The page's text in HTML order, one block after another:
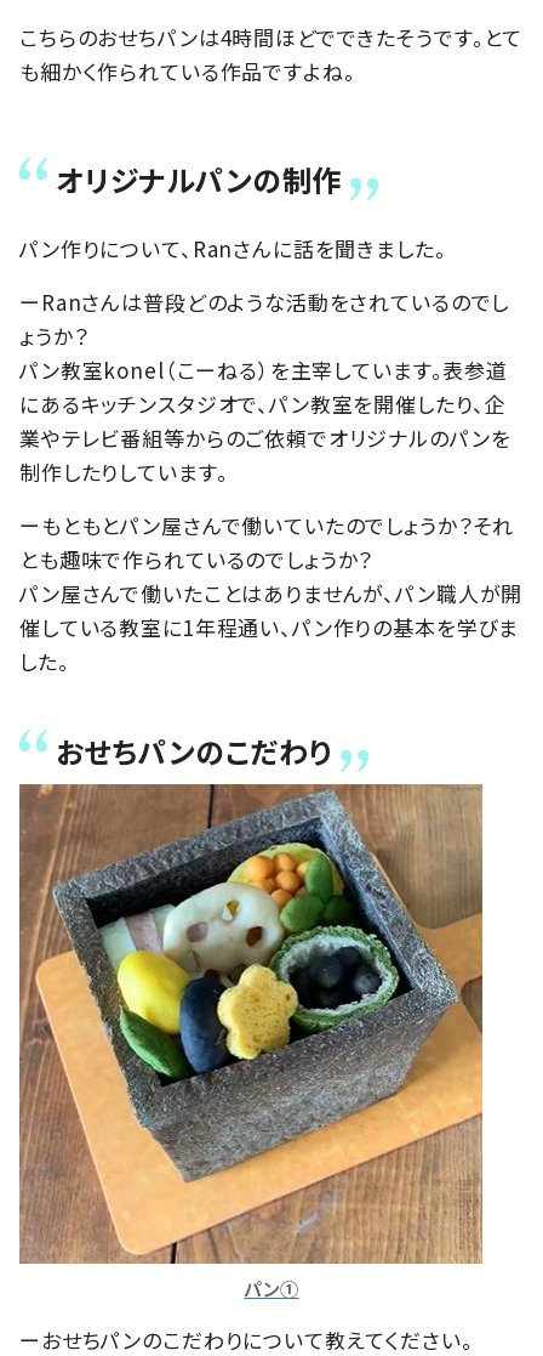
こちらのおせちパンは4時間ほどでできたそうです。とて
も細かく作られている作品ですよね。
オリジナルパンの制作
パン作りについて、Ranさんに話を聞きました。
ーRanさんは普段どのような活動をされているのでし
ょうか？
パン教室konel（こーねる）を主宰しています。表参道
にあるキッチンスタジオで、パン教室を開催したり、企
業やテレビ番組等からのご依頼でオリジナルのパンを
制作したりしています。
ーもともとパン屋さんで働いていたのでしょうか？それ
とも趣味で作られているのでしょうか？
パン屋さんで働いたことはありませんが、パン職人が開
催している教室に1年程通い、パン作りの基本を学びま
した。
おせちパンのこだわり
パン①
ーおせちパンのこだわりについて教えてください。